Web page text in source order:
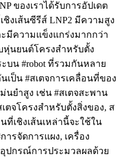
ของเราได้รับการอัปเดต
ชิงเส้นซีรีส์ LNP2 มีความสูง
มีความแข็งแกร่งมากกว่า
หุ่นยนต์โครงสำหรับตั้ง
บน #robot ที่รวมกันหลาย
ป็น #สเตจการเคลื่อนที่ของ
นยำสูง เช่น #สเตจสะพาน
ตจโครงสำหรับตั้งสิ่งของ, ส
ที่เชิงเส้นเหล่านี้จะใช้ใน
ารจัดการแผง, เครื่อง
อุปกรณ์การประมวลผลด้วย